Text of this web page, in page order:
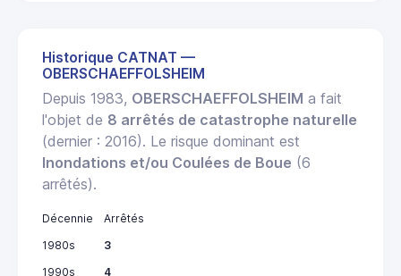
Historique CATNAT —
OBERSCHAEFFOLSHEIM
Depuis 1983, OBERSCHAEFFOLSHEIM a fait
l'objet de 8 arrêtés de catastrophe naturelle
(dernier : 2016). Le risque dominant est
Inondations et/ou Coulées de Boue (6
arrêtés).
Décennie
Arrêtés
1980s
3
1990s
4